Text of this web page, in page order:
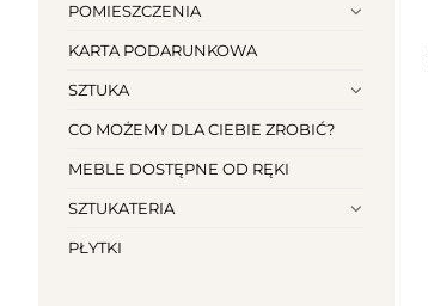
POMIESZCZENIA
KARTA PODARUNKOWA
SZTUKA
CO MOŻEMY DLA CIEBIE ZROBIĆ?
MEBLE DOSTĘPNE OD RĘKI
SZTUKATERIA
PŁYTKI